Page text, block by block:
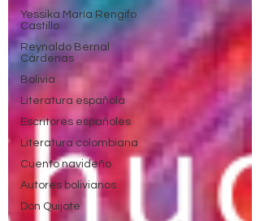
Yessika María Rengifo
Castillo
Reynaldo Bernal
Cárdenas
Bolivia
Literatura española
Escritores españoles
Literatura colombiana
Cuento navideño
Autores bolivianos
Don Quijote